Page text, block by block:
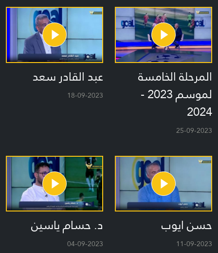
المرحلة الخامسة
لموسم 2023 -
2024
25-09-2023
عبد القادر سعد
18-09-2023
حسن ايوب
11-09-2023
د. حسام ياسين
04-09-2023